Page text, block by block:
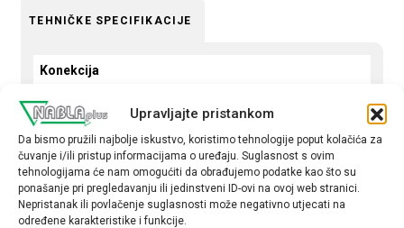
Upravljajte pristankom
Da bismo pružili najbolje iskustvo, koristimo tehnologije poput kolačića za
čuvanje i/ili pristup informacijama o uređaju. Suglasnost s ovim
tehnologijama će nam omogućiti da obrađujemo podatke kao što su
ponašanje pri pregledavanju ili jedinstveni ID-ovi na ovoj web stranici.
Nepristanak ili povlačenje suglasnosti može negativno utjecati na
određene karakteristike i funkcije.
TEHNIČKE SPECIFIKACIJE
Konekcija
Jednostruka
Boja stezaljke
siva
Presjek stezaljke
6 mm2